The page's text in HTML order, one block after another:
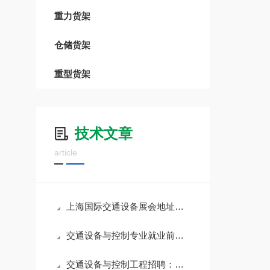
重力货架
仓储货架
重型货架
技术文章
article
上海国际交通设备展会地址：探索未来交通的
交通设备与控制专业就业前景如何
交通设备与控制工程招聘：开启职业新篇章